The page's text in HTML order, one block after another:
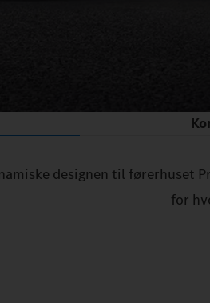
designen til førerhuset
for